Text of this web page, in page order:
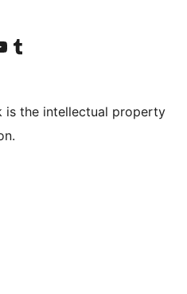
besuchen
Konto besuchen
YouTube-Kanal besuchen
Unser Tumblr-Konto besuchen
is the intellectual property